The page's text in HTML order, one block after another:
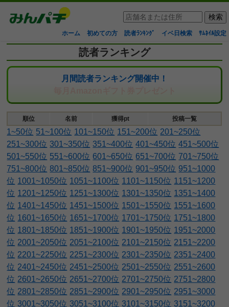
ホーム 初めての方 読者ﾗﾝｷﾝｸﾞ イベ日検索 ｻﾑﾈｲﾙ設定
読者ランキング
月間読者ランキング開催中！
順位 名前 獲得pt 投稿一覧
1~50位 51~100位 101~150位 151~200位 201~250位
251~300位 301~350位 351~400位 401~450位 451~500位
501~550位 551~600位 601~650位 651~700位 701~750位
751~800位 801~850位 851~900位 901~950位 951~1000
位 1001~1050位 1051~1100位 1101~1150位 1151~1200
位 1201~1250位 1251~1300位 1301~1350位 1351~1400
位 1401~1450位 1451~1500位 1501~1550位 1551~1600
位 1601~1650位 1651~1700位 1701~1750位 1751~1800
位 1801~1850位 1851~1900位 1901~1950位 1951~2000
位 2001~2050位 2051~2100位 2101~2150位 2151~2200
位 2201~2250位 2251~2300位 2301~2350位 2351~2400
位 2401~2450位 2451~2500位 2501~2550位 2551~2600
位 2601~2650位 2651~2700位 2701~2750位 2751~2800
位 2801~2850位 2851~2900位 2901~2950位 2951~3000
位 3001~3050位 3051~3100位 3101~3150位 3151~3200